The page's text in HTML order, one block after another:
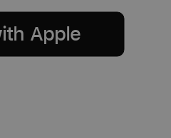
Apple